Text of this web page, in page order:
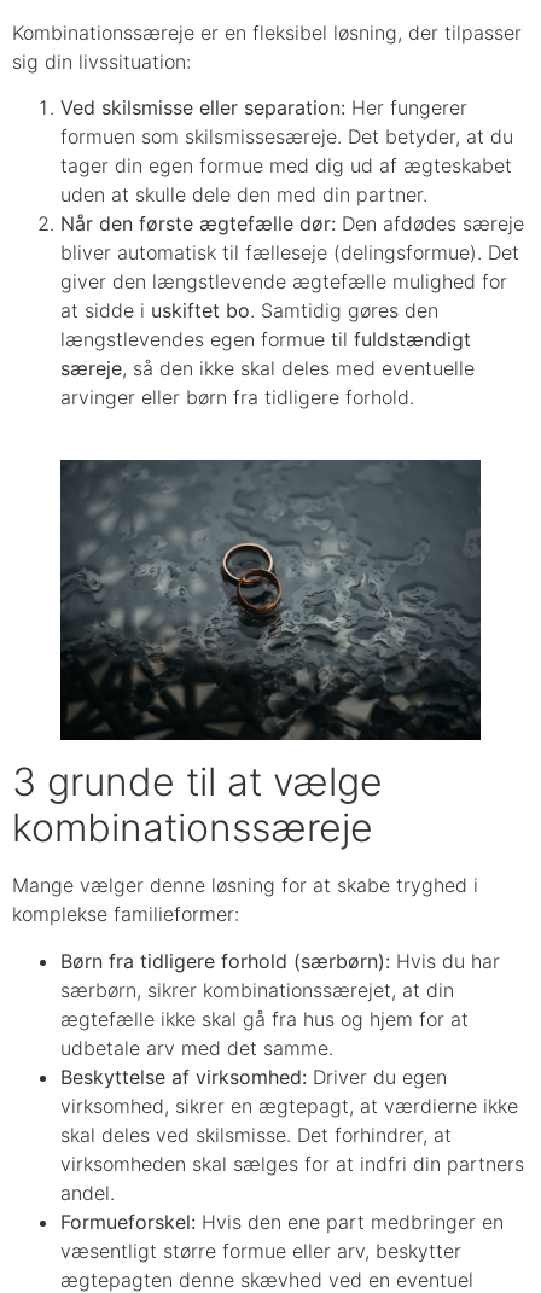
Kombinationssæreje er en fleksibel løsning, der tilpasser
sig din livssituation:
Ved skilsmisse eller separation: Her fungerer
formuen som skilsmissesæreje. Det betyder, at du
tager din egen formue med dig ud af ægteskabet
uden at skulle dele den med din partner.
Når den første ægtefælle dør: Den afdødes særeje
bliver automatisk til fælleseje (delingsformue). Det
giver den længstlevende ægtefælle mulighed for
at sidde i uskiftet bo. Samtidig gøres den
længstlevendes egen formue til fuldstændigt
særeje, så den ikke skal deles med eventuelle
arvinger eller børn fra tidligere forhold.
3 grunde til at vælge
kombinationssæreje
Mange vælger denne løsning for at skabe tryghed i
komplekse familieformer:
Børn fra tidligere forhold (særbørn): Hvis du har
særbørn, sikrer kombinationssærejet, at din
ægtefælle ikke skal gå fra hus og hjem for at
udbetale arv med det samme.
Beskyttelse af virksomhed: Driver du egen
virksomhed, sikrer en ægtepagt, at værdierne ikke
skal deles ved skilsmisse. Det forhindrer, at
virksomheden skal sælges for at indfri din partners
andel.
Formueforskel: Hvis den ene part medbringer en
væsentligt større formue eller arv, beskytter
ægtepagten denne skævhed ved en eventuel